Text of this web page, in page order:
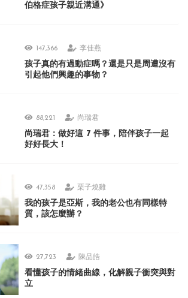
伯格症孩子親近溝通》
147,366 李佳燕
孩子真的有過動症嗎？還是只是周遭沒有
引起他們興趣的事物？
88,221 尚瑞君
尚瑞君：做好這 7 件事，陪伴孩子一起
好好長大！
47,358 栗子燒雞
我的孩子是亞斯，我的老公也有同樣特
質，該怎麼辦？
27,723 陳品皓
看懂孩子的情緒曲線，化解親子衝突與對
立